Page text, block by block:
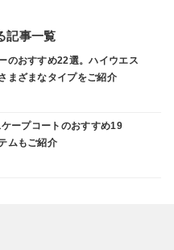
記事一覧
のおすすめ22選。ハイウエス
まざまなタイプをご紹介
ケープコートのおすすめ19
ムもご紹介